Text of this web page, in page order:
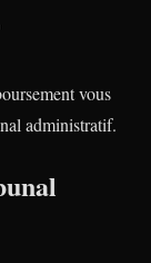
vous
administratif.